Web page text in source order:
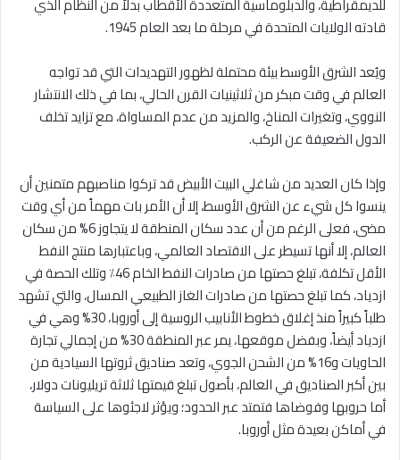
للديمقراطية، والدبلوماسية المتعددة الأقطاب بدلاً من النظام الذي
قادته الولايات المتحدة في مرحلة ما بعد العام 1945.
ويُعد الشرق الأوسط بيئة محتملة لظهور التهديدات التي قد تواجه
العالم في وقت مبكر من ثلاثينيات القرن الحالي، بما في ذلك الانتشار
النووي، وتغيرات المناخ، والمزيد من عدم المساواة، مع تزايد تخلف
الدول الضعيفة عن الركب.
وإذا كان العديد من شاغلي البيت الأبيض قد تركوا مناصبهم متمنين أن
ينسوا كل شيء عن الشرق الأوسط، إلا أن الأمر بات مهماً من أي وقت
مضى، فعلى الرغم من أن عدد سكان المنطقة لا يتجاوز 6% من سكان
العالم، إلا أنها تسيطر على الاقتصاد العالمي، وباعتبارها منتج النفط
الأقل تكلفة، تبلغ حصتها من صادرات النفط الخام 46٪ وتلك الحصة في
ازدياد، كما تبلغ حصتها من صادرات الغاز الطبيعي المسال، والتي تشهد
طلباً كبيراً منذ إغلاق خطوط الأنابيب الروسية إلى أوروبا، 30% وهي في
ازدياد أيضاً، وبفضل موقعها، يمر عبر المنطقة 30% من إجمالي تجارة
الحاويات و16% من الشحن الجوي، وتعد صناديق ثروتها السيادية من
بين أكبر الصناديق في العالم، بأصول تبلغ قيمتها ثلاثة تريليونات دولار،
أما حروبها وفوضاها فتمتد عبر الحدود؛ ويؤثر لاجئوها على السياسة
في أماكن بعيدة مثل أوروبا.